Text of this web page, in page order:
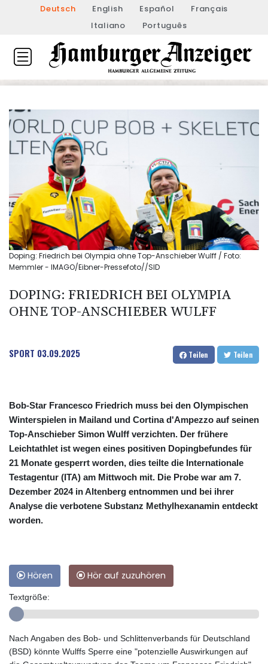
Deutsch English Español
Français
Italiano
Português
Doping: Friedrich bei Olympia ohne Top-Anschieber Wulff / Foto:
Memmler - IMAGO/Eibner-Pressefoto//SID
DOPING: FRIEDRICH BEI OLYMPIA
OHNE TOP-ANSCHIEBER WULFF
SPORT 03.09.2025 Teilen Teilen
Bob-Star Francesco Friedrich muss bei den Olympischen
Winterspielen in Mailand und Cortina d'Ampezzo auf seinen
Top-Anschieber Simon Wulff verzichten. Der frühere
Leichtathlet ist wegen eines positiven Dopingbefundes für
21 Monate gesperrt worden, dies teilte die Internationale
Testagentur (ITA) am Mittwoch mit. Die Probe war am 7.
Dezember 2024 in Altenberg entnommen und bei ihrer
Analyse die verbotene Substanz Methylhexanamin entdeckt
worden.
Hören Hör auf zuzuhören
Textgröße:
Nach Angaben des Bob- und Schlittenverbands für Deutschland
(BSD) könnte Wulffs Sperre eine "potenzielle Auswirkungen auf